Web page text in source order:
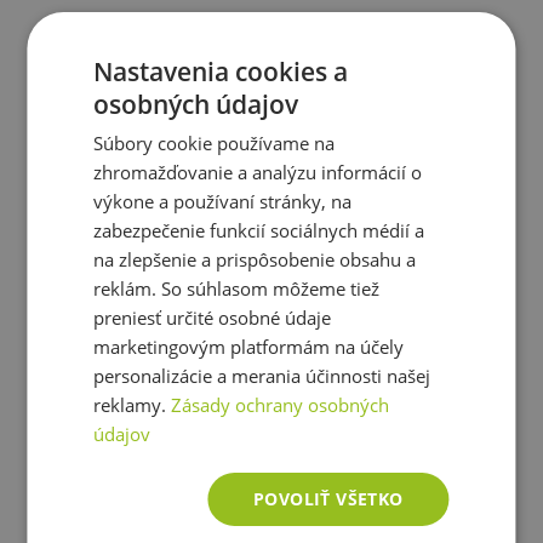
- z toho tuky 13 g
Bielkoviny 52 g
0,64 g
*Výživové údaje sa vzťahujú na jahodový variant.
Výživové údaje iných príchutí sa môžu mierne líšiť.
Zloženie:
[čiastočne hydrogenovaný kokosový tuk,
sušené odstredenémlieko, emulgátory (E471, E472a),
glukózový sirup, sacharóza,mliečnabielkovina,
Ešte ste si nevybrali?
Doporučujeme Vám podobné produkty
Scitec Protein Delite Shake 700 g
Nastavenia cookies a
osobných údajov
Súbory cookie používame na
zhromažďovanie a analýzu informácií o
výkone a používaní stránky, na
zabezpečenie funkcií sociálnych médií a
na zlepšenie a prispôsobenie obsahu a
reklám. So súhlasom môžeme tiež
preniesť určité osobné údaje
marketingovým platformám na účely
personalizácie a merania účinnosti našej
reklamy.Zásady ochrany osobných
údajov
POVOLIŤ VŠETKO